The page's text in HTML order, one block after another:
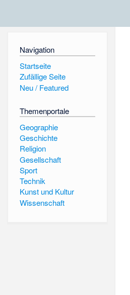
Navigation
Startseite
Zufällige Seite
Neu / Featured
Themenportale
Geographie
Geschichte
Religion
Gesellschaft
Sport
Technik
Kunst und Kultur
Wissenschaft